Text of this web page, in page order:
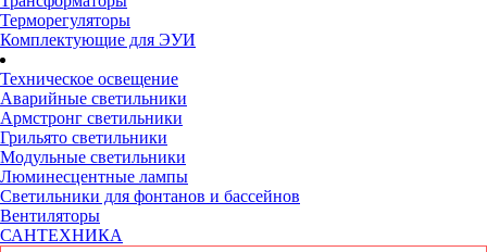
Терморегуляторы
Комплектующие для ЭУИ
Техническое освещение
Аварийные светильники
Армстронг светильники
Грильято светильники
Модульные светильники
Люминесцентные лампы
Светильники для фонтанов и бассейнов
Вентиляторы
САНТЕХНИКА